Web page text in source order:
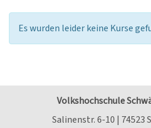
Es wurden leider keine Kurse
Volkshochschule
Salinenstr. 6-10 | 74523